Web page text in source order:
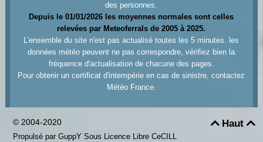
des personnes.
Depuis le 01/01/2026 les moyennes normales sont celles
relevées par Meteoferrals de 2005 à 2025.
L'ensemble du site n'est pas actualisé toutes les 5 minutes. les
données météo peuvent ne pas correspondre, vérifiez bien la
fréquence d'actualisation de chacune des pages.
Pour obtenir un certificat d'intempérie en cas de sinistre, contactez
Météo France.
Haut
© 2004-2020
Propulsé par GuppY Sous Licence Libre CeCILL